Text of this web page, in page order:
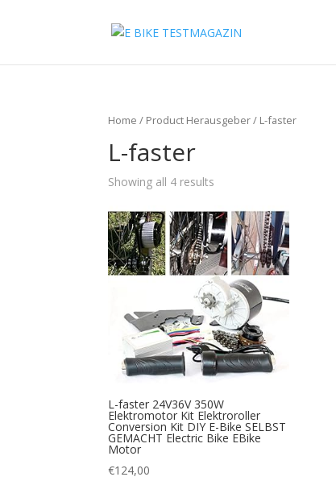
Home / Product Herausgeber / L-faster
L-faster
Showing all 4 results
L-faster 24V36V 350W
Elektromotor Kit Elektroroller
Conversion Kit DIY E-Bike SELBST
GEMACHT Electric Bike EBike
Motor
€124,00